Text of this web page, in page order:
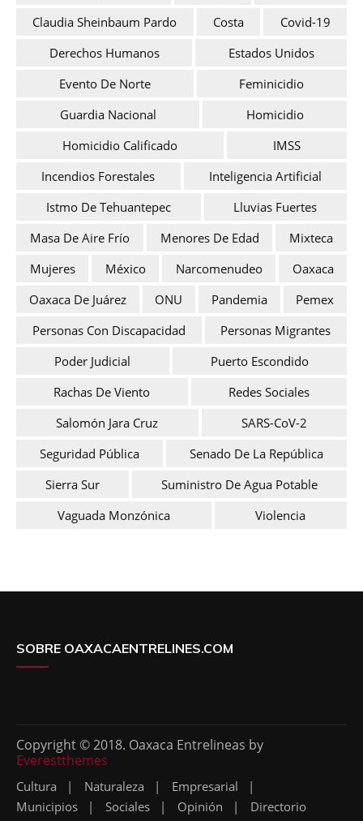
Claudia Sheinbaum Pardo
Costa
Covid-19
Derechos Humanos
Estados Unidos
Evento De Norte
Feminicidio
Guardia Nacional
Homicidio
Homicidio Calificado
IMSS
Incendios Forestales
Inteligencia Artificial
Istmo De Tehuantepec
Lluvias Fuertes
Masa De Aire Frío
Menores De Edad
Mixteca
Mujeres
México Narcomenudeo
Oaxaca
Oaxaca De Juárez
ONU Pandemia
Pemex
Personas Con Discapacidad
Personas Migrantes
Poder Judicial
Puerto Escondido
Rachas De Viento
Redes Sociales
Salomón Jara Cruz
SARS-CoV-2
Seguridad Pública
Senado De La República
Sierra Sur
Suministro De Agua Potable
Vaguada Monzónica
Violencia
SOBRE OAXACAENTRELINES.COM
Copyright © 2018. Oaxaca Entrelineas by
Everestthemes
Cultura Naturaleza
Empresarial
Municipios
Sociales Opinión Directorio